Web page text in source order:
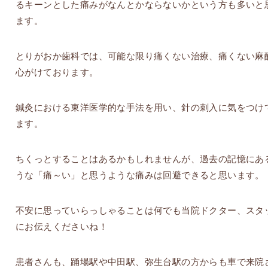
るキーンとした痛みがなんとかならないかという方も多いと
ます。
とりがおか歯科では、可能な限り痛くない治療、痛くない麻
心がけております。
鍼灸における東洋医学的な手法を用い、針の刺入に気をつけ
ます。
ちくっとすることはあるかもしれませんが、過去の記憶にあ
うな「痛～い」と思うような痛みは回避できると思います。
不安に思っていらっしゃることは何でも当院ドクター、スタ
にお伝えくださいね！
患者さんも、踊場駅や中田駅、弥生台駅の方からも車で来院